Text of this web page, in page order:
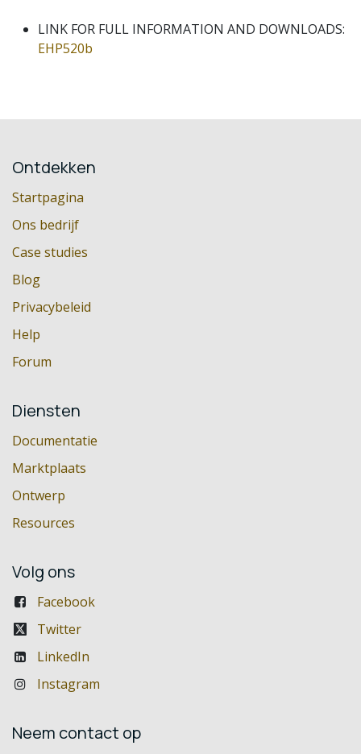
LINK FOR FULL INFORMATION AND DOWNLOADS:
EHP520b
Ontdekken
Startpagina
Ons bedrijf
Case studies
Blog
Privacybeleid
Help
Forum
Diensten
Documentatie
Marktplaats
Ontwerp
Resources
Volg ons
Facebook
Twitter
LinkedIn
Instagram
Neem contact op